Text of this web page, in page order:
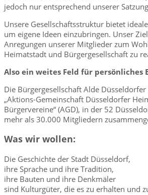
jedoch nur entsprechend unserer
Unsere Gesellschaftsstruktur bietet
um eigene Ideen einzubringen. Unser
Anregungen unserer Mitglieder zum
Heimatstadt und Bürgergesellschaft zu
Also ein weites Feld für persönliches
Die Bürgergesellschaft Alde
„Aktions-Gemeinschaft Düsseldorfer
Bürgervereine“ (AGD), in der 52
mehr als 30.000 Mitgliedern
Was wir wollen:
Die Geschichte der Stadt Düsseldorf,
ihre Sprache und ihre Tradition,
ihre Bauten und ihre Denkmäler
sind Kulturgüter, die es zu erhalten und